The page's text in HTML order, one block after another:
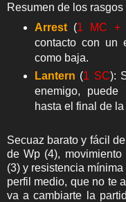
Resumen de los
Arrest(1 MC +
contacto con un
como baja.
Lantern (1 SC):
enemigo,
hasta el final de la
Secuaz barato y fácil
de Wp (4),
(3) y resistencia
perfil medio, que no te
va a cambiarte la